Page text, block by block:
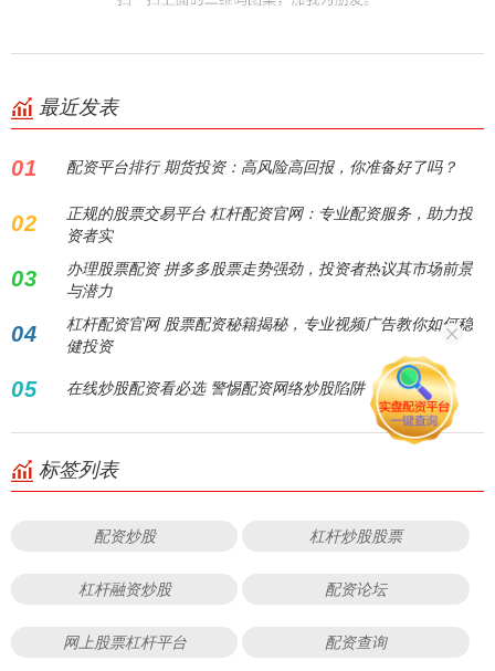
最近发表
01 配资平台排行 期货投资：高风险高回报，你准备好了吗？
02
正规的股票交易平台 杠杆配资官网：专业配资服务，助力投
资者实
03
办理股票配资 拼多多股票走势强劲，投资者热议其市场前景
与潜力
04
杠杆配资官网 股票配资秘籍揭秘，专业视频广告教你如何稳
健投资
05 在线炒股配资看必选 警惕配资网络炒股陷阱
标签列表
配资炒股 杠杆炒股股票
杠杆融资炒股 配资论坛
网上股票杠杆平台 配资查询